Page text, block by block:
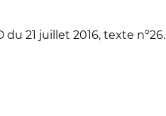
21 juillet 2016, texte n°26.